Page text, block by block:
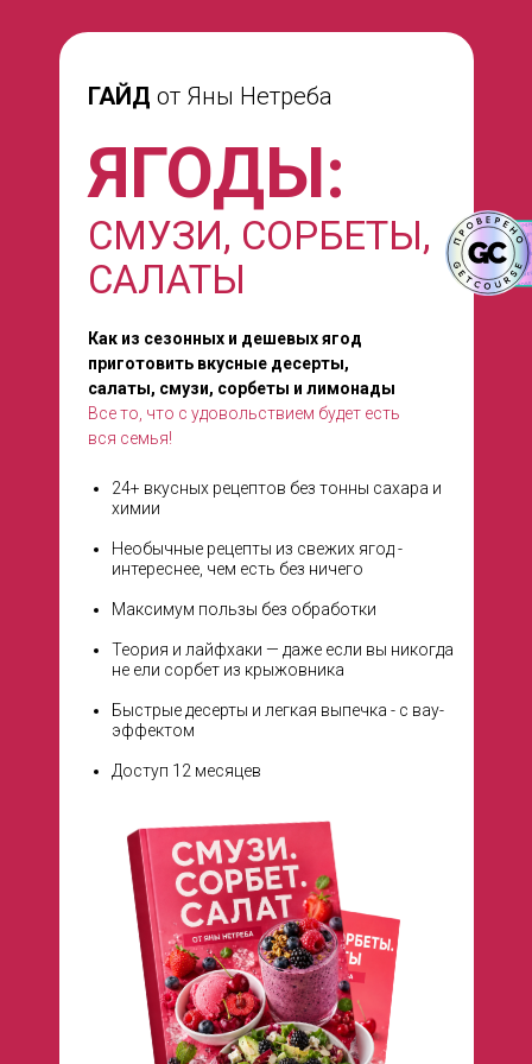
Как из сезонных и дешевых ягод
приготовить вкусные десерты,
салаты, смузи, сорбеты и лимонады
Все то, что с удовольствием будет есть
вся семья!
24+ вкусных рецептов без тонны сахара и
химии
Необычные рецепты из свежих ягод -
интереснее, чем есть без ничего
Максимум пользы без обработки
Теория и лайфхаки — даже если вы никогда
не ели сорбет из крыжовника
Быстрые десерты и легкая выпечка - с вау-
эффектом
Доступ 12 месяцев
ЯГОДЫ:
СМУЗИ, СОРБЕТЫ,
САЛАТЫ
ГАЙД от Яны Нетреба